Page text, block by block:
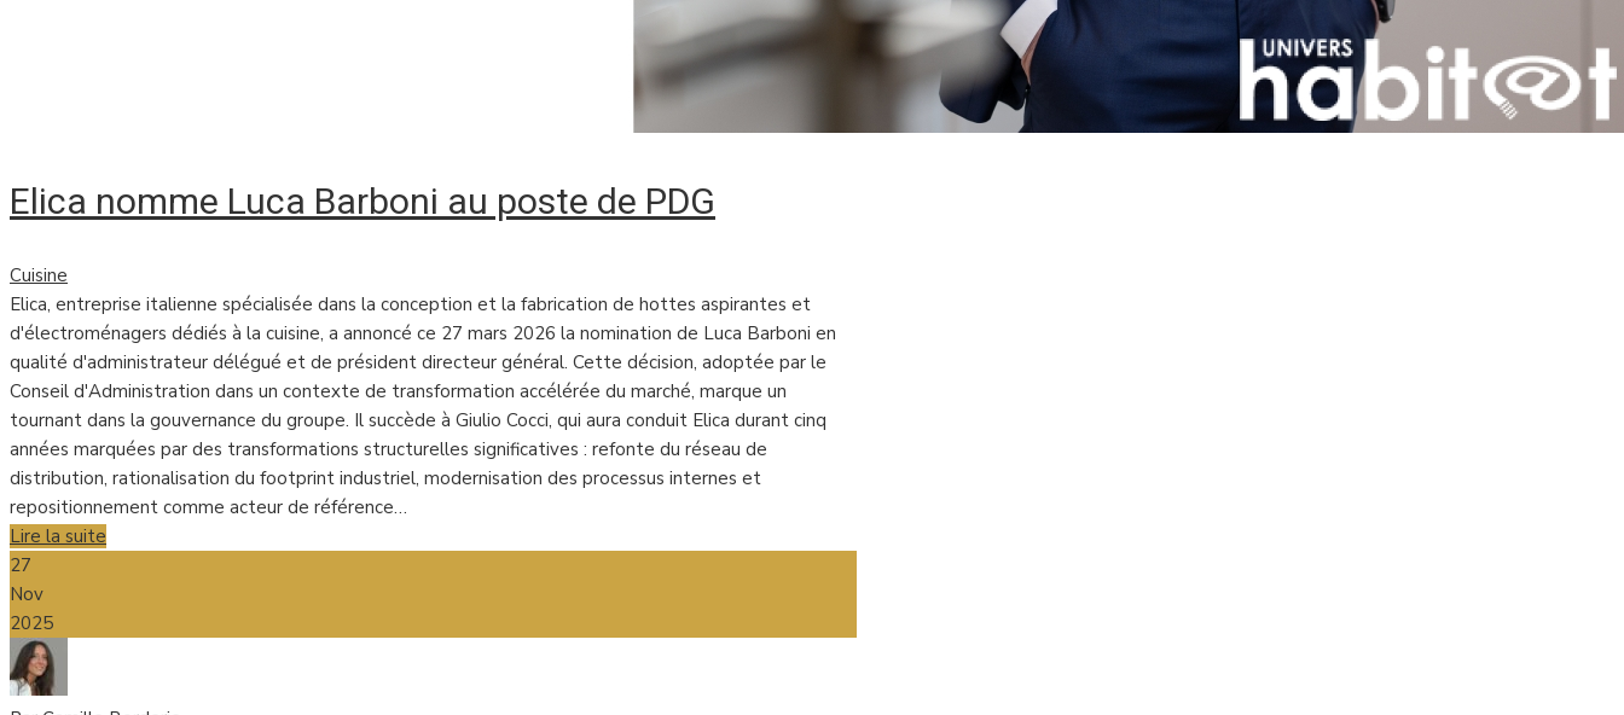
Elica nomme Luca Barboni au poste de PDG
Cuisine
Elica, entreprise italienne spécialisée dans la conception et la fabrication de hottes aspirantes et
d'électroménagers dédiés à la cuisine, a annoncé ce 27 mars 2026 la nomination de Luca Barboni en
qualité d'administrateur délégué et de président directeur général. Cette décision, adoptée par le
Conseil d'Administration dans un contexte de transformation accélérée du marché, marque un
tournant dans la gouvernance du groupe. Il succède à Giulio Cocci, qui aura conduit Elica durant cinq
années marquées par des transformations structurelles significatives : refonte du réseau de
distribution, rationalisation du footprint industriel, modernisation des processus internes et
repositionnement comme acteur de référence…
Lire la suite
27
Nov
2025